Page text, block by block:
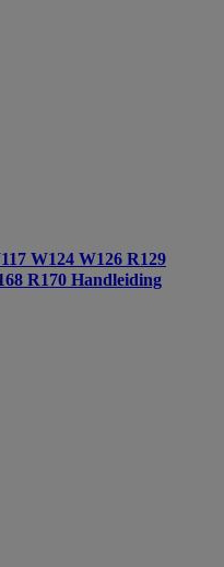
W124 W126 R129
R170 Handleiding